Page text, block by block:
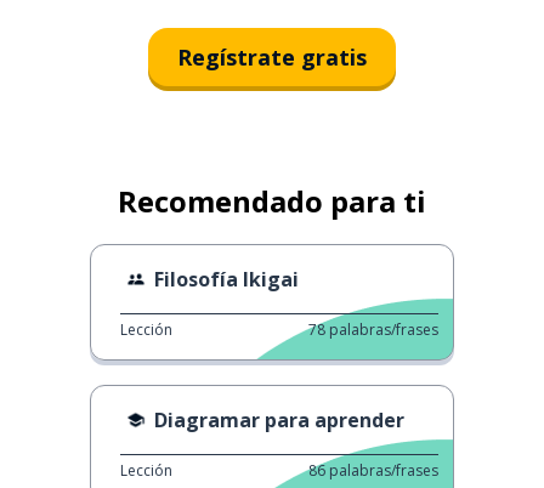
Regístrate gratis
Recomendado para ti
Filosofía Ikigai
Lección 78 palabras/frases
Diagramar para aprender
Lección 86 palabras/frases